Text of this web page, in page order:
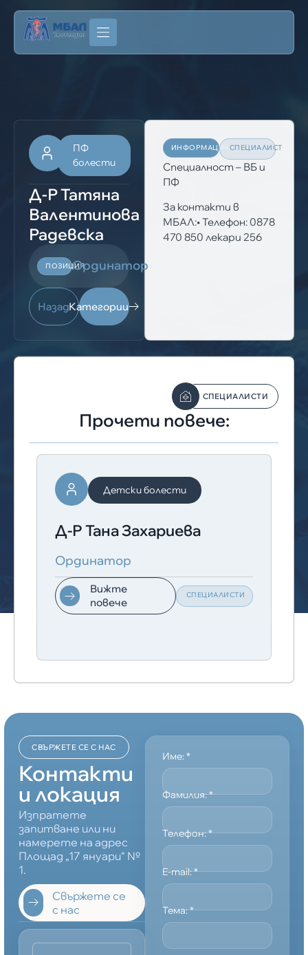
Детски болести
Д-Р Тана Захариева
Ординатор
Вижте
повече
СПЕЦИАЛИСТИ
Прочети повече:
СПЕЦИАЛИСТИ
ИНФОРМАЦИЯ СПЕЦИАЛИСТ
Специалност – ВБ и
ПФ
За контакти в
МБАЛ:• Телефон: 0878
470 850 лекари 256
ПФ
болести
Д-Р Татяна
Валентинова
Радевска
ПОЗИЦИЯОрдинатор
НазадКатегории
СВЪРЖЕТЕ СЕ С НАС
Контакти
и локация
Изпратете
запитване или ни
намерете на адрес
Площад „17 януари“ №
1.
Свържете се
с нас
Име:*
Фамилия:*
Телефон:*
E-mail:*
Тема:*